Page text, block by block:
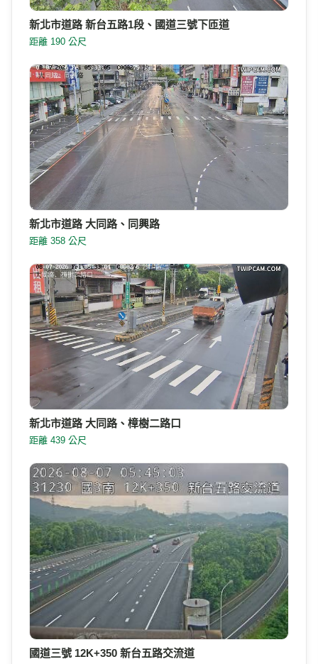
新北市道路 新台五路1段、國道三號下匝道
距離 190 公尺
新北市道路 大同路、同興路
距離 358 公尺
新北市道路 大同路、樟樹二路口
距離 439 公尺
國道三號 12K+350 新台五路交流道